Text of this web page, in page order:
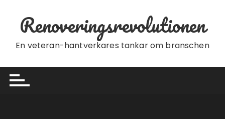
Renoveringsrevolutionen
En veteran-hantverkares tankar om branschen